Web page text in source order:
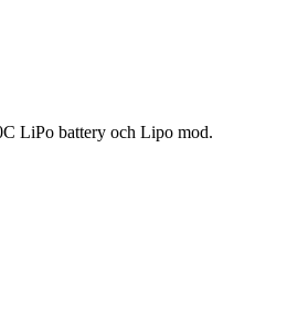
LiPo battery och Lipo mod.